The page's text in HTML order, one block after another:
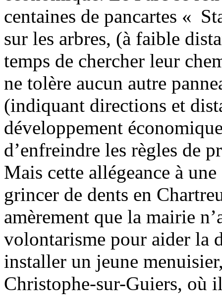
centaines de pancartes «
sur les arbres, (à faible
temps de chercher leur
ne tolère aucun autre
(indiquant directions et
développement
d’enfreindre les règles de
Mais cette allégeance à
grincer de dents en
amèrement que la mairie
volontarisme pour aider la
installer un jeune
Christophe-sur-Guiers, où